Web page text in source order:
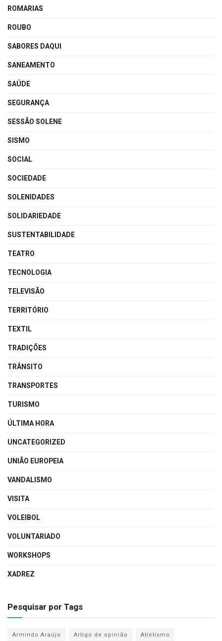
ROMARIAS
ROUBO
SABORES DAQUI
SANEAMENTO
SAÚDE
SEGURANÇA
SESSÃO SOLENE
SISMO
SOCIAL
SOCIEDADE
SOLENIDADES
SOLIDARIEDADE
SUSTENTABILIDADE
TEATRO
TECNOLOGIA
TELEVISÃO
TERRITÓRIO
TEXTIL
TRADIÇÕES
TRÂNSITO
TRANSPORTES
TURISMO
ÚLTIMA HORA
UNCATEGORIZED
UNIÃO EUROPEIA
VANDALISMO
VISITA
VOLEIBOL
VOLUNTARIADO
WORKSHOPS
XADREZ
Pesquisar por Tags
Armindo Araújo Artigo de opinião
Atletismo